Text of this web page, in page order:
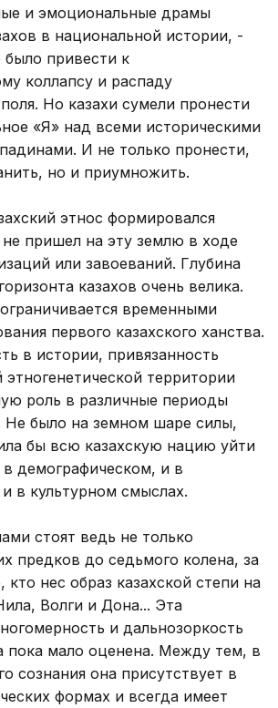
и эмоциональные драмы
в национальной истории, -
привести к
коллапсу и распаду
Но казахи сумели пронести
«Я» над всеми историческими
И не только пронести,
но и приумножить.
этнос формировался
пришел на эту землю в ходе
или завоеваний. Глубина
казахов очень велика.
временными
первого казахского ханства.
в истории, привязанность
этногенетической территории
роль в различные периоды
Не было на земном шаре силы,
бы всю казахскую нацию уйти
демографическом, и в
в культурном смыслах.
стоят ведь не только
предков до седьмого колена, за
кто нес образ казахской степи на
Волги и Дона... Эта
и дальнозоркость
пока мало оценена. Между тем, в
сознания она присутствует в
формах и всегда имеет